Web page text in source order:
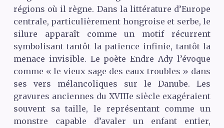
régions où il règne. Dans la littérature d’Europe
centrale, particulièrement hongroise et serbe, le
silure apparaît comme un motif récurrent
symbolisant tantôt la patience infinie, tantôt la
menace invisible. Le poète Endre Ady l’évoque
comme « le vieux sage des eaux troubles » dans
ses vers mélancoliques sur le Danube. Les
gravures anciennes duXVIIIe siècle exagéraient
souvent sa taille, le représentant comme un
monstre capable d’avaler un enfant entier,